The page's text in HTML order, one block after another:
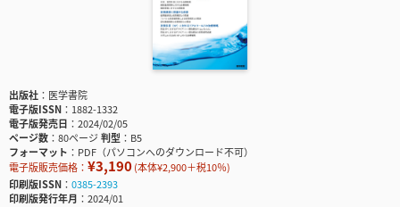
出版社
医学書院
電子版ISSN
1882-1332
電子版発売日
2024/02/05
ページ数
80ページ判型
B5
フォーマット
PDF（パソコンへのダウンロード不可）
電子版販売価格： ¥3,190(本体¥2,900＋税10％)
印刷版ISSN
0385-2393
印刷版発行年月
2024/01